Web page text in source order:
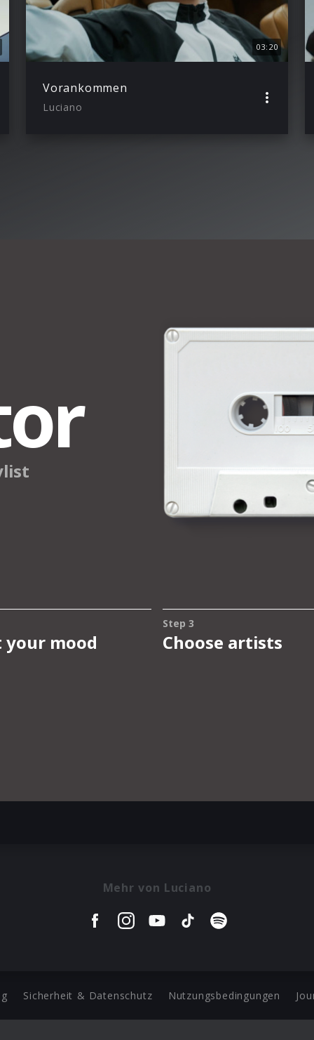
03:20
Vorankommen
Luciano
Mehr von Luciano
Sicherheit & Datenschutz Nutzungsbedingungen